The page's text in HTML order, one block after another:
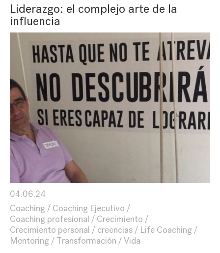
Liderazgo: el complejo arte de la
influencia
04.06.24
Coaching
Coaching Ejecutivo
Coaching profesional
Crecimiento
Crecimiento personal
creencias
Life Coaching
Mentoring
Transformación Vida